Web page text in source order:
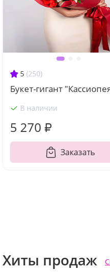
5 (250)
Букет-гигант
В наличии
5 270 ₽
Заказать
Хиты продаж